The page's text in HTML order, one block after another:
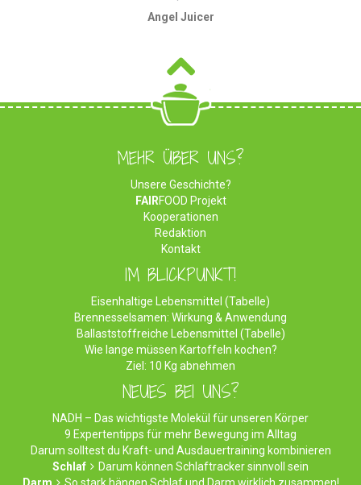
Angel Juicer
MEHR ÜBER UNS?
Unsere Geschichte?
FAIRFOOD Projekt
Kooperationen
Redaktion
Kontakt
IM BLICKPUNKT!
Eisenhaltige Lebensmittel (Tabelle)
Brennesselsamen: Wirkung & Anwendung
Ballaststoffreiche Lebensmittel (Tabelle)
Wie lange müssen Kartoffeln kochen?
Ziel: 10 Kg abnehmen
NEUES BEI UNS?
NADH – Das wichtigste Molekül für unseren Körper
9 Expertentipps für mehr Bewegung im Alltag
Darum solltest du Kraft- und Ausdauertraining kombinieren
Schlaf
Darum können Schlaftracker sinnvoll sein